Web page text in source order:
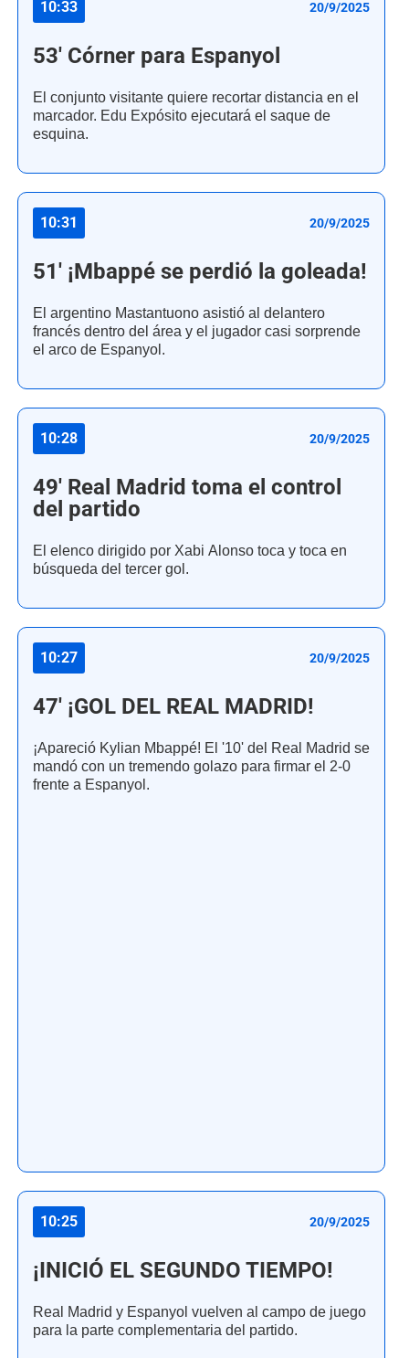
10:33 20/9/2025
53' Córner para Espanyol
El conjunto visitante quiere recortar distancia en el
marcador. Edu Expósito ejecutará el saque de
esquina.
10:31 20/9/2025
51' ¡Mbappé se perdió la goleada!
El argentino Mastantuono asistió al delantero
francés dentro del área y el jugador casi sorprende
el arco de Espanyol.
10:28 20/9/2025
49' Real Madrid toma el control
del partido
El elenco dirigido por Xabi Alonso toca y toca en
búsqueda del tercer gol.
10:27 20/9/2025
47' ¡GOL DEL REAL MADRID!
¡Apareció Kylian Mbappé! El '10' del Real Madrid se
mandó con un tremendo golazo para firmar el 2-0
frente a Espanyol.
10:25 20/9/2025
¡INICIÓ EL SEGUNDO TIEMPO!
Real Madrid y Espanyol vuelven al campo de juego
para la parte complementaria del partido.